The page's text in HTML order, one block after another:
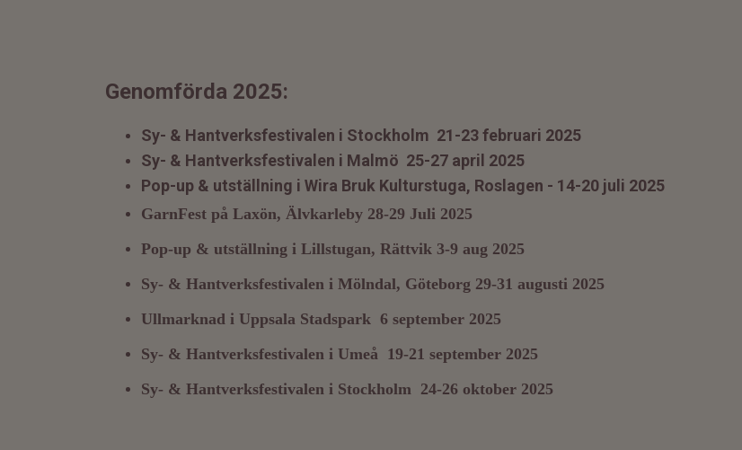
Genomförda 2025:
Sy- & Hantverksfestivalen i Stockholm 21-23 februari 2025
Sy- & Hantverksfestivalen i Malmö 25-27 april 2025
Pop-up & utställning i Wira Bruk Kulturstuga, Roslagen - 14-20 juli 2025
GarnFest på Laxön, Älvkarleby 28-29 Juli 2025
Pop-up & utställning i Lillstugan, Rättvik 3-9 aug 2025
Sy- & Hantverksfestivalen i Mölndal, Göteborg 29-31 augusti 2025
Ullmarknad i Uppsala Stadspark 6 september 2025
Sy- & Hantverksfestivalen i Umeå 19-21 september 2025
Sy- & Hantverksfestivalen i Stockholm 24-26 oktober 2025